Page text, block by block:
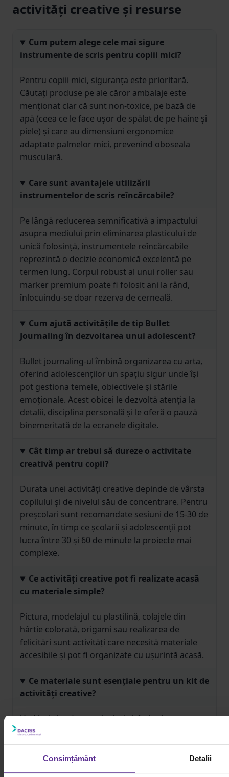
Consimțământ Detalii
activități creative și resurse
Cum putem alege cele mai sigure
instrumente de scris pentru copiii mici?
Pentru copiii mici, siguranța este prioritară.
Căutați produse pe ale căror ambalaje este
menționat clar că sunt non-toxice, pe bază de
apă (ceea ce le face ușor de spălat de pe haine și
piele) și care au dimensiuni ergonomice
adaptate palmelor mici, prevenind oboseala
musculară.
Care sunt avantajele utilizării
instrumentelor de scris reîncărcabile?
Pe lângă reducerea semnificativă a impactului
asupra mediului prin eliminarea plasticului de
unică folosință, instrumentele reîncărcabile
reprezintă o decizie economică excelentă pe
termen lung. Corpul robust al unui roller sau
marker premium poate fi folosit ani la rând,
înlocuindu-se doar rezerva de cerneală.
Cum ajută activitățile de tip Bullet
Journaling în dezvoltarea unui adolescent?
Bullet journaling-ul îmbină organizarea cu arta,
oferind adolescenților un spațiu sigur unde își
pot gestiona temele, obiectivele și stările
emoționale. Acest obicei le dezvoltă atenția la
detalii, disciplina personală și le oferă o pauză
binemeritată de la ecranele digitale.
Cât timp ar trebui să dureze o activitate
creativă pentru copii?
Durata unei activități creative depinde de vârsta
copilului și de nivelul său de concentrare. Pentru
preșcolari sunt recomandate sesiuni de 15-30 de
minute, în timp ce școlarii și adolescenții pot
lucra între 30 și 60 de minute la proiecte mai
complexe.
Ce activități creative pot fi realizate acasă
cu materiale simple?
Pictura, modelajul cu plastilină, colajele din
hârtie colorată, origami sau realizarea de
felicitări sunt activități care necesită materiale
accesibile și pot fi organizate cu ușurință acasă.
Ce materiale sunt esențiale pentru un kit de
activități creative?
Un kit de bază poate include hârtie și carton
colorat, creioane colorate, carioci, lipici, foarfecă
cu vârf rotunjit, plastilină și blocuri de desen.
Materialele pot fi completate în funcție de vârsta
copilului și de tipul activităților desfășurate.